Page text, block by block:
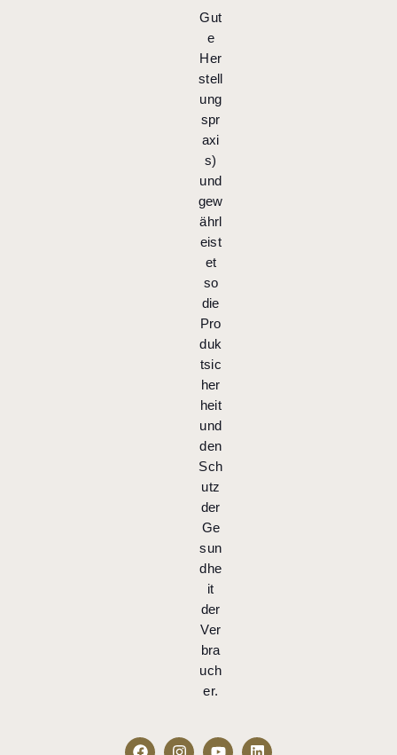
Gut
e
Her
stell
ung
spr
axi
s)
und
gew
ährl
eist
et
so
die
Pro
duk
tsic
her
heit
und
den
Sch
utz
der
Ge
sun
dhe
it
der
Ver
bra
uch
er.